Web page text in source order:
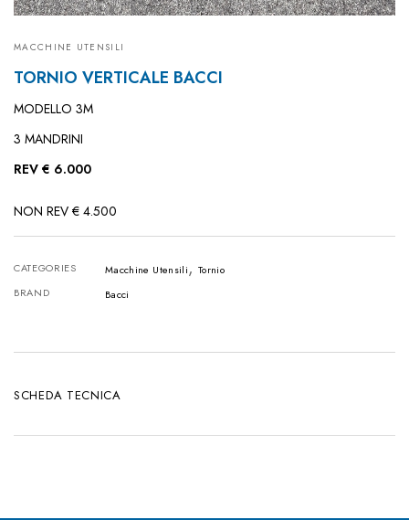
MACCHINE UTENSILI
TORNIO VERTICALE BACCI
MODELLO 3M
3 MANDRINI
REV € 6.000
NON REV € 4.500
CATEGORIES Macchine Utensili, Tornio
BRAND
Bacci
SCHEDA TECNICA